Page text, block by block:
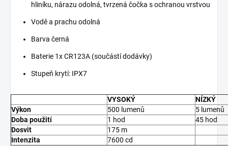
hliníku, nárazu odolná, tvrzená čočka s ochranou vrstvou
Vodě a prachu odolná
Barva černá
Baterie 1x CR123A (součástí dodávky)
Stupeň krytí: IPX7
VYSOKÝ
NÍZKÝ
Výkon
500 lumenů
5 lumenů
Doba použití
1 hod
45 hod
Dosvit
175 m
Intenzita
7600 cd